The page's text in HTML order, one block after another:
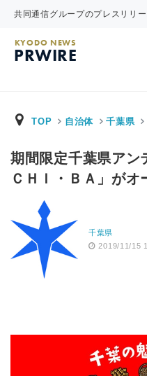
共同通信グループのプレスリリ
KYODO NEWS
PRWIRE
TOP 自治体 千葉県
期間限定千葉県アン
ＣＨＩ・ＢＡ」がオ
千葉県
2019/11/15